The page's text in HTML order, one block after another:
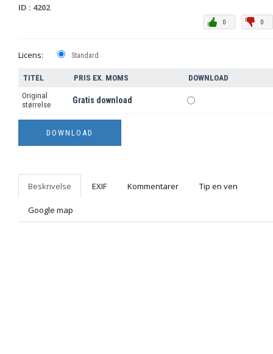
ID : 4202
0
0
Licens: Standard
TITEL PRIS EX. MOMS
DOWNLOAD
Original
størrelse
Gratis download
Beskrivelse EXIF Kommentarer Tip en ven
Google map